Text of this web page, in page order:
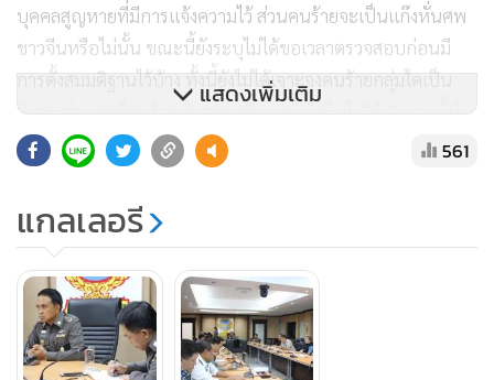
บุคคลสูญหายที่มีการแจ้งความไว้ ส่วนคนร้ายจะเป็นแก๊งหั่นศพ
ชาวจีนหรือไม่นั้น ขณะนี้ยังระบุไม่ได้ขอเวลาตรวจสอบก่อนมี
การตั้งสมมติฐานไว้บ้าง ทั้งนี้ยังไม่ได้เจาะจงคนร้ายกลุ่มใดเป็น
พิเศษ ส่วนจุดที่คนร้ายนำศพมาทิ้งแม่น้ำก็เป็นไปได้ 2 ทาง ทั้งใน
พื้นที่ กทม.และต่างจังหวัด ตนสั่งการให้ชุดสืบสวนติดตามตัว
คนร้ายมาดำเนินคดีให้ได้โดยเร็ว ให้ชุดสืบสวนทุก บก.เร่งติดตาม
หาเบาะแสผู้เสียชีวิต และรวบรวมพยานหลักฐานที่เกี่ยวข้องกับ
คดี
มีรายงานว่า ล่าสุดชุดสืบสวน บช.น.กำลังประสานข้อมูลกับเจ้า
หน้าที่ตำรวจ สภ.เมืองระยอง เพื่อตรวจสอบข้อมูลกรณีมีหญิง
รายหนึ่งแจ้งความว่าสามีคนไทยถูกคนร้ายลักพาตัวแล้วหายตัว
แสดงเพิ่มเติม
561
แกลเลอรี